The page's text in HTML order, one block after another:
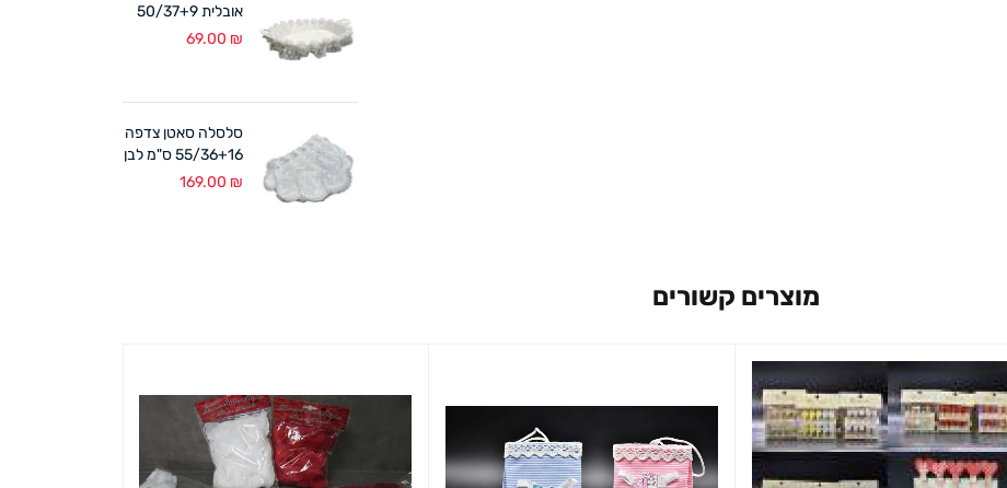
אובלית 50/37+9
ס"מ לבן
69.00 ₪
סלסלה סאטן צדפה
55/36+16 ס"מ לבן
169.00 ₪
מוצרים קשורים